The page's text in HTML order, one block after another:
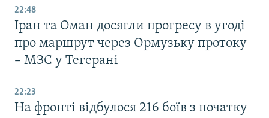
22:48
Іран та Оман досягли прогресу в угоді
про маршрут через Ормузьку протоку
– МЗС у Тегерані
22:23
На фронті відбулося 216 боїв з початку